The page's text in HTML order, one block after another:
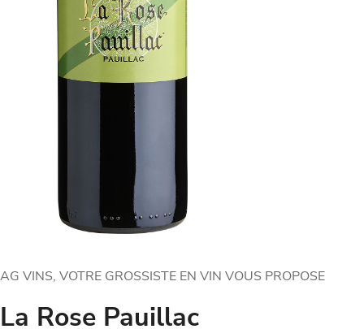
AG VINS, VOTRE GROSSISTE EN VIN VOUS PROPOSE
La Rose Pauillac